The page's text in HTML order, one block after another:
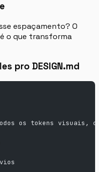
espaçamento? O
o que transforma
pro DESIGN.md
os tokens visuais,